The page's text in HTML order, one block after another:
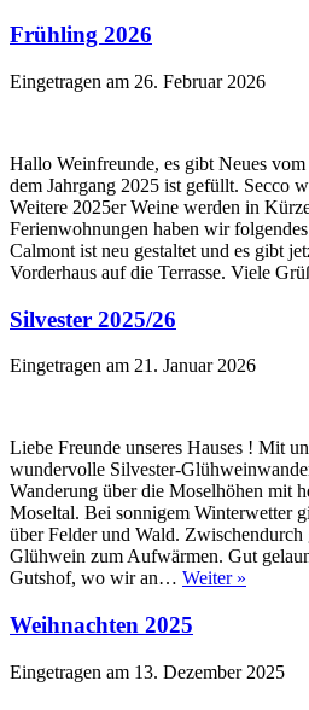
Frühling 2026
Eingetragen am 26. Februar 2026
Hallo Weinfreunde, es gibt Neues
dem Jahrgang 2025 ist gefüllt. Secco
Weitere 2025er Weine werden in
Ferienwohnungen haben wir
Calmont ist neu gestaltet und es gibt
Vorderhaus auf die Terrasse. Viele
Silvester 2025/26
Eingetragen am 21. Januar 2026
Liebe Freunde unseres Hauses ! Mit
wundervolle Silvester-
Wanderung über die Moselhöhen mit
Moseltal. Bei sonnigem Winterwetter
über Felder und Wald. Zwischendurch
Glühwein zum Aufwärmen. Gut
Gutshof, wo wir an… Weiter »
Weihnachten 2025
Eingetragen am 13. Dezember 2025